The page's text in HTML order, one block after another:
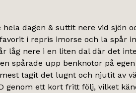
hela dagen & suttit nere vid sjön
i repris imorse och la spår
låg nere i en liten dal där det
spårade upp benknotor på
tagit det lugnt och njutit av
genom ett kort fritt följ, vilket